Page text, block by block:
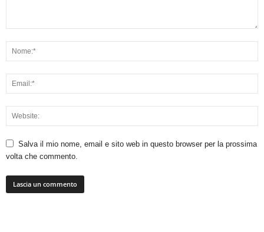
Salva il mio nome, email e sito web in questo browser per la prossima
volta che commento.